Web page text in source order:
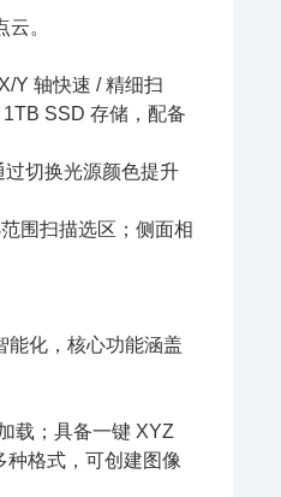
。
Y 轴快速 / 精细扫
SSD 存储，配备
切换光源颜色提升
围扫描选区；侧面相
能化，核心功能涵盖
载；具备一键 XYZ
种格式，可创建图像